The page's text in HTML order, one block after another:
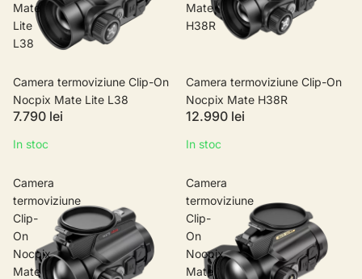
Mate
Lite
L38
Camera termoviziune Clip-On
Nocpix Mate Lite L38
7.790 lei
In stoc
Mate
H38R
Camera termoviziune Clip-On
Nocpix Mate H38R
12.990 lei
In stoc
Camera
termoviziune
Clip-
On
Nocpix
Mate
Camera
termoviziune
Clip-
On
Nocpix
Mate